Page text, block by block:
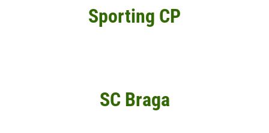
Sporting CP
SC Braga